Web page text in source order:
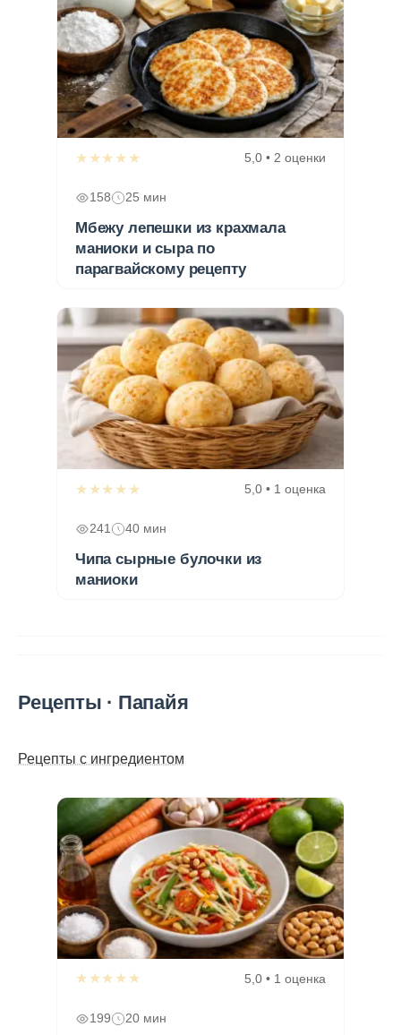
★★★★★ 5,0 • 2 оценки
158 25 мин
Мбежу лепешки из крахмала
маниоки и сыра по
парагвайскому рецепту
★★★★★ 5,0 • 1 оценка
241 40 мин
Чипа сырные булочки из
маниоки
Рецепты · Папайя
Рецепты с ингредиентом
★★★★★ 5,0 • 1 оценка
199 20 мин